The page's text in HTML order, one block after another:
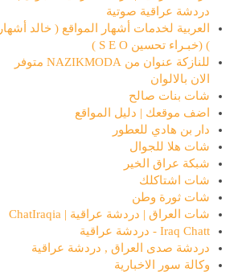
دردشة عراقية صوتية
العربية لخدمات أشهار المواقع ( خالد أشهار
) (خبـراء تحسين S E O )
للنازكة عنوان من NAZIKMODA متوفر
الان بالالوان
شات بنات صالح
اضف موقعك | دليل المواقع
دار بن هادي للعطور
شات هلا للجوال
شبكة عراق الخير
شات اشتاكلك
شات ثورة وطن
شات العراق | دردشة عراقية | ChatIraqia
Iraq Chatt - دردشة عراقية
دردشة صدى العراق , دردشة عراقية
وكالة سور الاخبارية